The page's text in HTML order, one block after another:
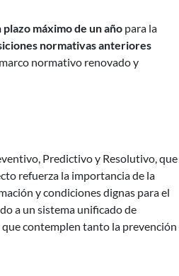
plazo máximo de un año para la
normativas anteriores
normativo renovado y
Predictivo y Resolutivo, que
refuerza la importancia de la
y condiciones dignas para el
a un sistema unificado de
contemplen tanto la prevención